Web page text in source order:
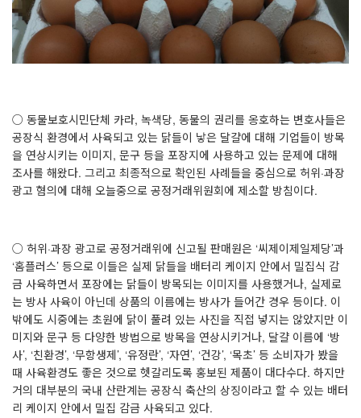
○ 동물보호시민단체 카라, 녹색당, 동물의 권리를 옹호하는 변호사들은
공장식 환경에서 사육되고 있는 닭들이 낳은 달걀에 대해 기업들이 방목
을 연상시키는 이미지, 문구 등을 포장지에 사용하고 있는 문제에 대해
조사를 해왔다. 그리고 최종적으로 확인된 사례들을 중심으로 허위·과장
광고 혐의에 대해 오늘중으로 공정거래위원회에 제소할 방침이다.
○ 허위·과장 광고로 공정거래위에 신고될 판매원은 ‘씨제이제일제당’과
‘홈플러스’ 등으로 이들은 실제 닭들을 배터리 케이지 안에서 밀집식 감
금 사육하면서 포장에는 닭들이 방목되는 이미지를 사용했거나, 실제로
는 방사 사육이 아닌데 상품의 이름에는 방사가 들어간 경우 등이다. 이
밖에도 시중에는 초원에 닭이 풀려 있는 사진을 직접 넣지는 않았지만 이
미지와 문구 등 다양한 방법으로 방목을 연상시키거나, 달걀 이름에 ‘방
사’, ‘친환경’, ‘무항생제’, ‘유정란’, ‘자연’, ‘건강’, ‘목초’ 등 소비자가 봤을
때 사육환경도 좋은 것으로 헷갈리도록 홍보된 제품이 대다수다. 하지만
거의 대부분의 국내 산란계는 공장식 축산의 상징이라고 할 수 있는 배터
리 케이지 안에서 밀집 감금 사육되고 있다.